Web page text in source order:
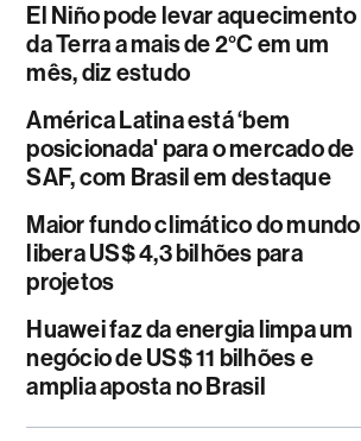
El Niño pode levar aquecimento
da Terra a mais de 2°C em um
mês, diz estudo
América Latina está ‘bem
posicionada' para o mercado de
SAF, com Brasil em destaque
Maior fundo climático do mundo
libera US$ 4,3 bilhões para
projetos
Huawei faz da energia limpa um
negócio de US$ 11 bilhões e
amplia aposta no Brasil